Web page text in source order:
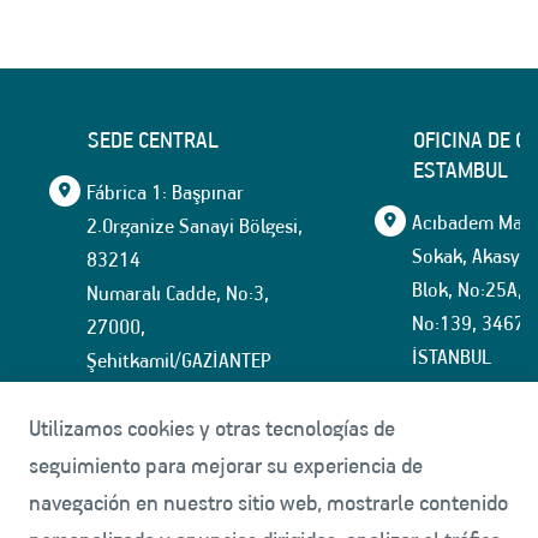
Utilizamos cookies y otras tecnologías de
seguimiento para mejorar su experiencia de
navegación en nuestro sitio web, mostrarle contenido
SEDE CENTRAL
Fábrica 1: Başpınar
2.Organize Sanayi Bölgesi,
83214
Numaralı Cadde, No:3,
27000,
Şehitkamil/GAZİANTEP
+90(342) 337 15 35
Fábrica 2: Başpınar
OFICINA DE
ESTAMBUL
Acıbadem
Sokak, Akasya
Blok, No:25A,
No:139,
İSTANBUL